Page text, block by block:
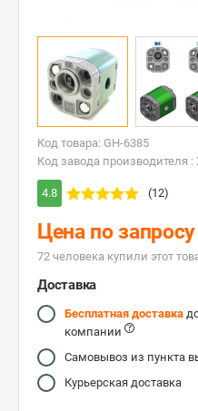
Код товара: GH-6385
Код завода производителя :
4.8 (12)
Цена по запросу
72 человекa купили этот
Доставка
Бесплатная доставка
компании
Самовывоз из пункта
Курьерская доставка